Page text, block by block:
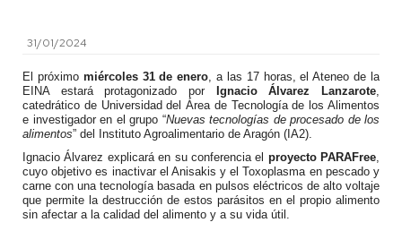
31/01/2024
El próximo miércoles 31 de enero, a las 17 horas, el Ateneo de la
EINA estará protagonizado por
Ignacio Álvarez Lanzarote,
catedrático de Universidad del Área de Tecnología de los Alimentos
e investigador en el grupo “Nuevas tecnologías de procesado de los
alimentos” del Instituto Agroalimentario de Aragón (IA2).
Ignacio Álvarez explicará en su conferencia el proyecto PARAFree,
cuyo objetivo es inactivar el Anisakis y el Toxoplasma en pescado y
carne con una tecnología basada en pulsos eléctricos de alto voltaje
que permite la destrucción de estos parásitos en el propio alimento
sin afectar a la calidad del alimento y a su vida útil.